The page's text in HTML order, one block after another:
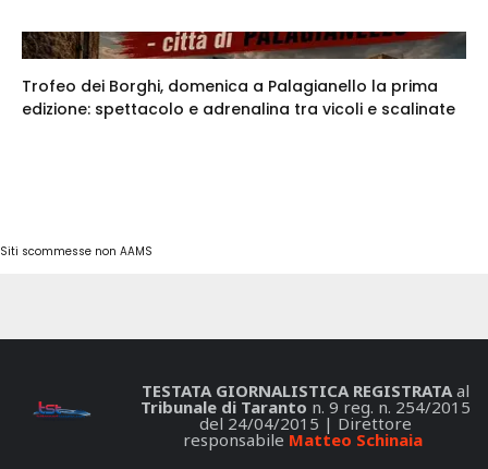
Trofeo dei Borghi, domenica a Palagianello la prima
edizione: spettacolo e adrenalina tra vicoli e scalinate
Siti scommesse non AAMS
TESTATA GIORNALISTICA REGISTRATAal
Tribunale di Taranto n. 9 reg. n. 254/2015
del 24/04/2015 | Direttore
responsabile Matteo Schinaia